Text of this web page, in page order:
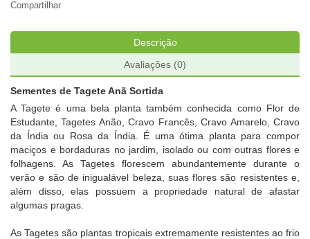
Compartilhar
Descrição
Avaliações (0)
Sementes de Tagete Anã Sortida
A Tagete é uma bela planta também conhecida como Flor de
Estudante, Tagetes Anão, Cravo Francês, Cravo Amarelo, Cravo
da Índia ou Rosa da Índia. É uma ótima planta para compor
maciços e bordaduras no jardim, isolado ou com outras flores e
folhagens. As Tagetes florescem abundantemente durante o
verão e são de inigualável beleza, suas flores são resistentes e,
além disso, elas possuem a propriedade natural de afastar
algumas pragas.
As Tagetes são plantas tropicais extremamente resistentes ao frio